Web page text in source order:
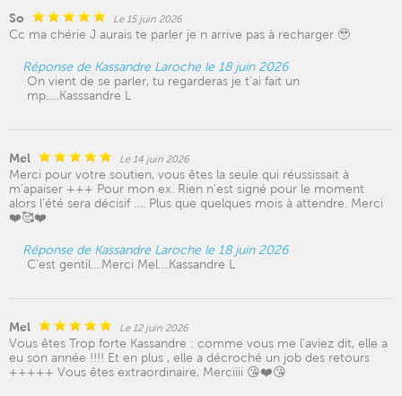
So Le 15 juin 2026
Cc ma chérie J aurais te parler je n arrive pas à recharger 🥹
Réponse de Kassandre Laroche le 18 juin 2026
On vient de se parler, tu regarderas je t'ai fait un
mp.....Kasssandre L
Mel Le 14 juin 2026
Merci pour votre soutien, vous êtes la seule qui réussissait à
m’apaiser +++ Pour mon ex. Rien n’est signé pour le moment
alors l’été sera décisif …. Plus que quelques mois à attendre. Merci
❤️🥰❤️
Réponse de Kassandre Laroche le 18 juin 2026
C'est gentil....Merci Mel....Kassandre L
Mel Le 12 juin 2026
Vous êtes Trop forte Kassandre : comme vous me l’aviez dit, elle a
eu son année !!!! Et en plus , elle a décroché un job des retours
+++++ Vous êtes extraordinaire, Merciiii 😘❤️😘